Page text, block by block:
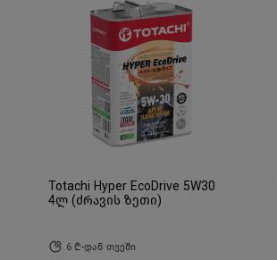
Totachi Hyper EcoDrive 5W30
4ლ (ძრავის ზეთი)
6 ₾-დან თვეში